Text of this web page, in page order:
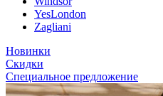
YesLondon
Zagliani
Новинки
Скидки
Специальное предложение